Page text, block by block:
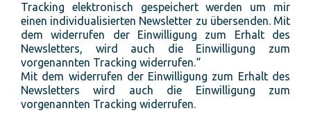
Tracking elektronisch gespeichert werden um mir
einen individualisierten Newsletter zu übersenden. Mit
dem widerrufen der Einwilligung zum Erhalt des
Newsletters, wird auch die Einwilligung zum
vorgenannten Tracking widerrufen.“
Mit dem widerrufen der Einwilligung zum Erhalt des
Newsletters wird auch die Einwilligung zum
vorgenannten Tracking widerrufen.